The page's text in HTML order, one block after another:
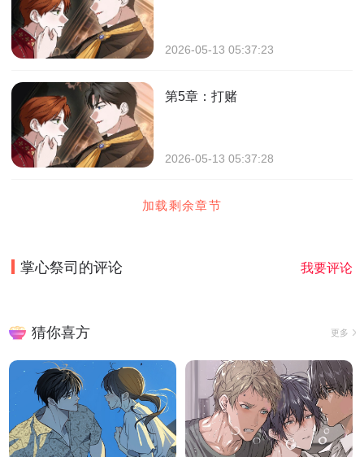
2026-05-13 05:37:23
第5章：打赌
2026-05-13 05:37:28
加载剩余章节
掌心祭司 的评论 我要评论
猜你喜方 更多